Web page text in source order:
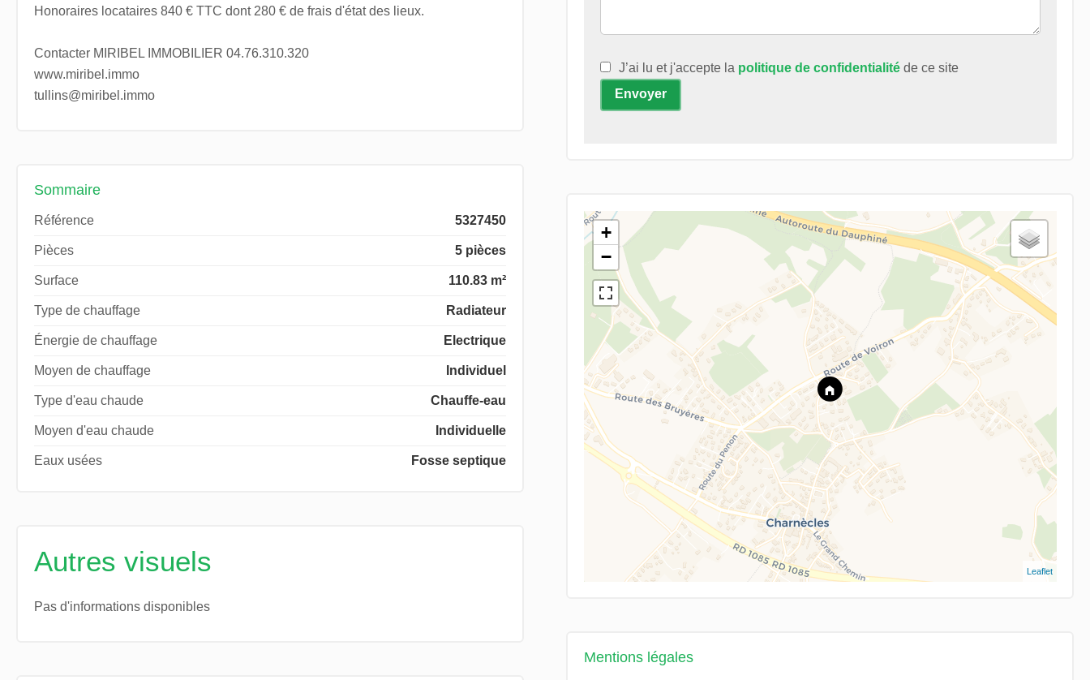
Honoraires locataires 840 € TTC dont 280 € de frais d'état des lieux.
Contacter MIRIBEL IMMOBILIER 04.76.310.320
www.miribel.immo
tullins@miribel.immo
Sommaire
Référence 5327450
Pièces 5 pièces
Surface 110.83 m²
Type de chauffage Radiateur
Énergie de chauffage Electrique
Moyen de chauffage Individuel
Type d'eau chaude Chauffe-eau
Moyen d'eau chaude Individuelle
Eaux usées Fosse septique
Autres visuels
Pas d'informations disponibles
J’ai lu et j'accepte la politique de confidentialitéde ce site
Envoyer
+
−
Leaflet
Mentions légales